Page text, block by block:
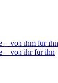
– von ihm für ihn
– von ihr für ihn